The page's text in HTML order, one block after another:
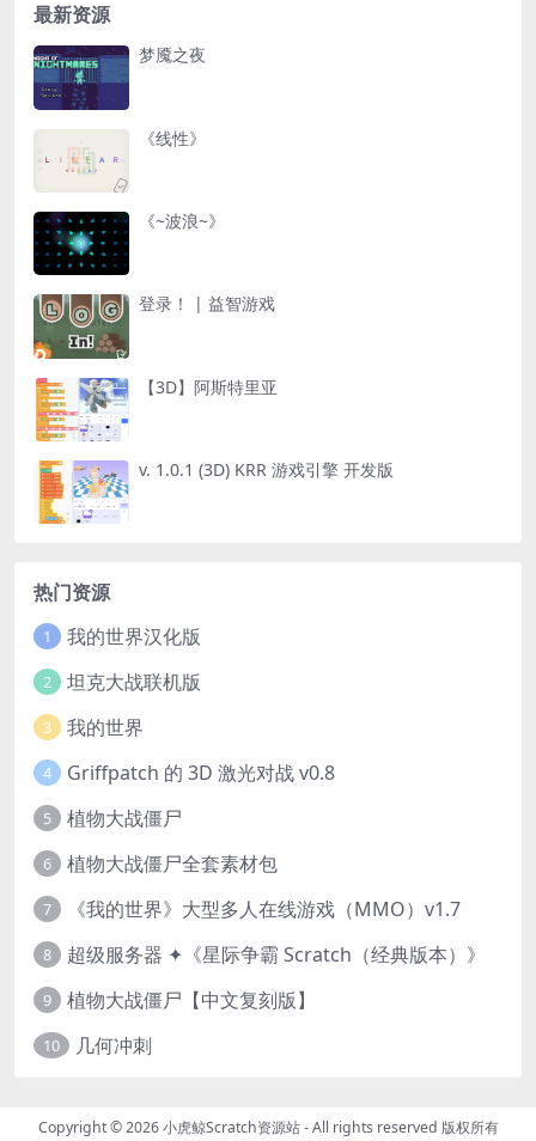
最新资源
梦魇之夜
《线性》
《~波浪~》
登录！ | 益智游戏
【3D】阿斯特里亚
v. 1.0.1 (3D) KRR 游戏引擎 开发版
热门资源
1 我的世界汉化版
2 坦克大战联机版
3 我的世界
4 Griffpatch 的 3D 激光对战 v0.8
5 植物大战僵尸
6 植物大战僵尸全套素材包
7 《我的世界》大型多人在线游戏（MMO）v1.7
8 超级服务器 ✦《星际争霸 Scratch（经典版本）》
9 植物大战僵尸【中文复刻版】
10 几何冲刺
Copyright © 2026小虎鲸Scratch资源站- All rights reserved 版权所有